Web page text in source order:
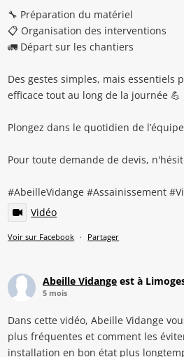
🔧 Préparation du matériel
📋 Organisation des interventions
🚛 Départ sur les chantiers
Des gestes simples, mais essentiels
efficace tout au long de la journée 💪
Plongez dans le quotidien de
Pour toute demande de devis,
#AbeilleVidange #Assainissement
Vidéo
Voir sur Facebook · Partager
Abeille Vidange est à
5 mois
Dans cette vidéo, Abeille Vidange
plus fréquentes et comment les
installation en bon état plus